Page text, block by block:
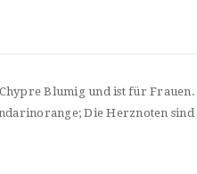
Blumig und ist für Frauen.
Die Herznoten sind